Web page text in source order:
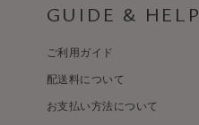
GUIDE & HELP
ご利用ガイド
配送料について
お支払い方法について